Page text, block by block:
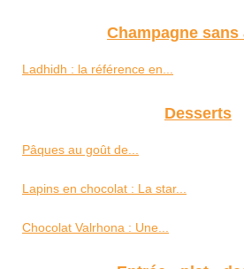
Champagne sans
Ladhidh : la référence en...
Desserts
Pâques au goût de...
Lapins en chocolat : La star...
Chocolat Valrhona : Une...